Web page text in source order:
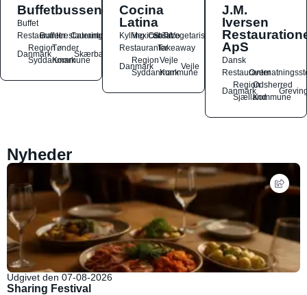
Buffetbussen
Buffet
Restauranter
Buffetrestauranter
Catering
Danmark
Region
Syddanmark
Tønder
Kommune
Skærbæk
Cocina
Latina
Kylling
Mexicansk
OstSalat
TacoVegetarisk
RestauranterTakeaway
Danmark
Region
Syddanmark
Vejle
Kommune
Vejle
J.M.
Iversen
ApS
Dansk
Restauranter
Danmark
Region
Sjælland
Odsherred
Kommune
Nyheder
Udgivet den 07-08-2026
Sharing Festival